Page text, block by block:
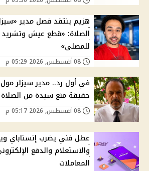
هزيم ينتقد فصل مدير
الصلاة: «قطع عيش
للمصلى»
في أول رد.. مدير سيزلر
حقيقة منع سيدة من الصلاة
عطل فني يضرب إنستاباي
والاستعلام والدفع
المعاملات